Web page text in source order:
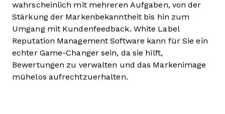
wahrscheinlich mit mehreren Aufgaben, von der
Stärkung der Markenbekanntheit bis hin zum
Umgang mit Kundenfeedback. White Label
Reputation Management Software kann für Sie ein
echter Game-Changer sein, da sie hilft,
Bewertungen zu verwalten und das Markenimage
mühelos aufrechtzuerhalten.